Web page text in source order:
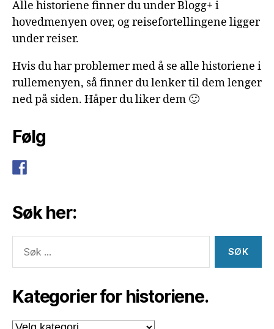
Alle historiene finner du under Blogg+ i
hovedmenyen over, og reisefortellingene ligger
under reiser.
Hvis du har problemer med å se alle historiene i
rullemenyen, så finner du lenker til dem lenger
ned på siden. Håper du liker dem 🙂
Følg
Søk her:
etter:
Kategorier for historiene.
Kategorier